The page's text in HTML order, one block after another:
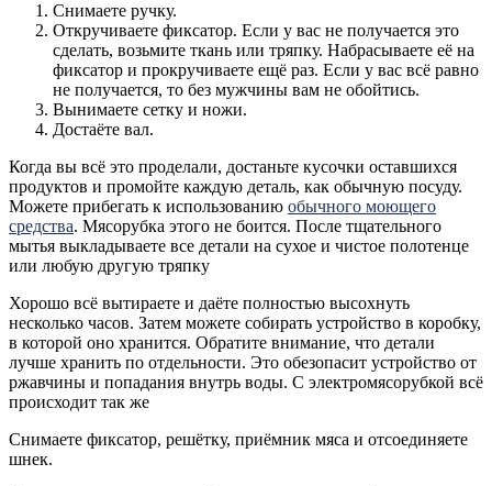
Снимаете ручку.
Откручиваете фиксатор. Если у вас не получается это
сделать, возьмите ткань или тряпку. Набрасываете её на
фиксатор и прокручиваете ещё раз. Если у вас всё равно
не получается, то без мужчины вам не обойтись.
Вынимаете сетку и ножи.
Достаёте вал.
Когда вы всё это проделали, достаньте кусочки оставшихся
продуктов и промойте каждую деталь, как обычную посуду.
Можете прибегать к использованию обычного моющего
средства. Мясорубка этого не боится. После тщательного
мытья выкладываете все детали на сухое и чистое полотенце
или любую другую тряпку
Хорошо всё вытираете и даёте полностью высохнуть
несколько часов. Затем можете собирать устройство в коробку,
в которой оно хранится. Обратите внимание, что детали
лучше хранить по отдельности. Это обезопасит устройство от
ржавчины и попадания внутрь воды. С электромясорубкой всё
происходит так же
Снимаете фиксатор, решётку, приёмник мяса и отсоединяете
шнек.